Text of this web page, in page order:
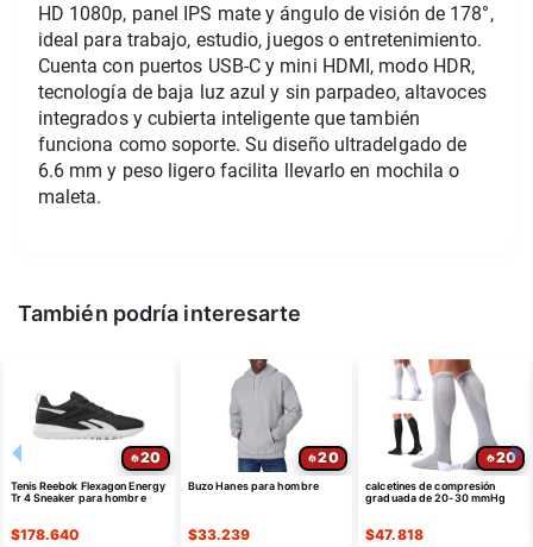
HD 1080p, panel IPS mate y ángulo de visión de 178°,
ideal para trabajo, estudio, juegos o entretenimiento.
Cuenta con puertos USB-C y mini HDMI, modo HDR,
tecnología de baja luz azul y sin parpadeo, altavoces
integrados y cubierta inteligente que también
funciona como soporte. Su diseño ultradelgado de
6.6 mm y peso ligero facilita llevarlo en mochila o
maleta.
También podría interesarte
20
Tenis Reebok Flexagon Energy
Tr 4 Sneaker para hombre
$178.640
20
Buzo Hanes para hombre
$33.239
20
calcetines de compresión
graduada de 20-30 mmHg
$47.818